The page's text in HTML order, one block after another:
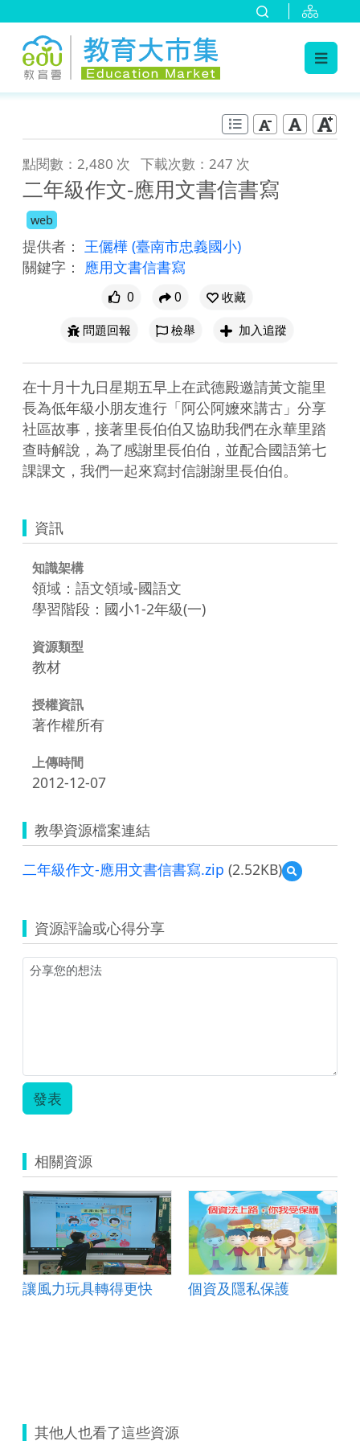
點閱數：2,480 次 下載次數：247 次
二年級作文-應用文書信書寫
web
提供者： 王儷樺 (臺南市忠義國小)
關鍵字：
應用文書信書寫
0 0
收藏
問題回報
檢舉 加入追蹤
在十月十九日星期五早上在武德殿邀請黃文龍里
長為低年級小朋友進行「阿公阿嬤來講古」分享
社區故事，接著里長伯伯又協助我們在永華里踏
查時解說，為了感謝里長伯伯，並配合國語第七
課課文，我們一起來寫封信謝謝里長伯伯。
資訊
知識架構
領域：語文領域-國語文
學習階段：國小1-2年級(一)
資源類型
教材
授權資訊
著作權所有
上傳時間
2012-12-07
教學資源檔案連結
二年級作文-應用文書信書寫.zip (2.52KB)
預
覽
作
文-
資源評論或心得分享
發表
相關資源
讓風力玩具轉得更快 個資及隱私保護
其他人也看了這些資源